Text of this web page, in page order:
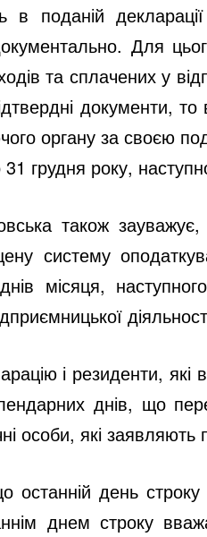
в поданій
Для
та сплачених у
документи,
органу за своєю
грудня року,
також
систему
місяця,
і резиденти,
днів, що
особи, які
останній день
днем строку